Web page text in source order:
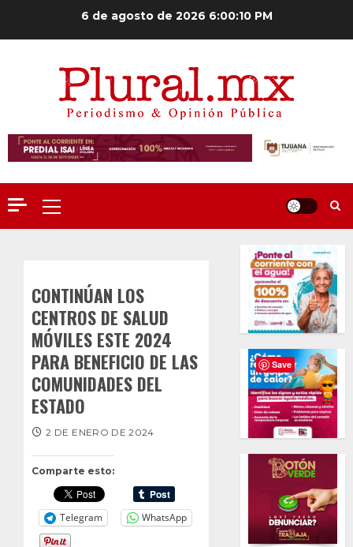
6 de agosto de 20266:00:11 PM
Menú
principal
CONTINÚAN LOS
CENTROS DE SALUD
MÓVILES ESTE 2024
PARA BENEFICIO DE LAS
COMUNIDADES DEL
ESTADO
Comparte esto:
Telegram WhatsApp
2 DE ENERO DE 2024
Save